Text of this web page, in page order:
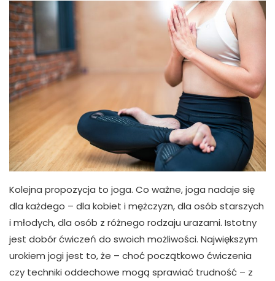
Kolejna propozycja to joga. Co ważne, joga nadaje się
dla każdego – dla kobiet i mężczyzn, dla osób starszych
i młodych, dla osób z różnego rodzaju urazami. Istotny
jest dobór ćwiczeń do swoich możliwości. Największym
urokiem jogi jest to, że – choć początkowo ćwiczenia
czy techniki oddechowe mogą sprawiać trudność – z